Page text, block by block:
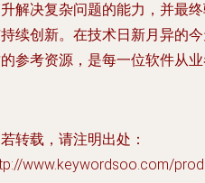
解决复杂问题的能力，并最
续创新。在技术日新月异的
参考资源，是每一位软件从业
转载，请注明出处：
www.keywordsoo.com/